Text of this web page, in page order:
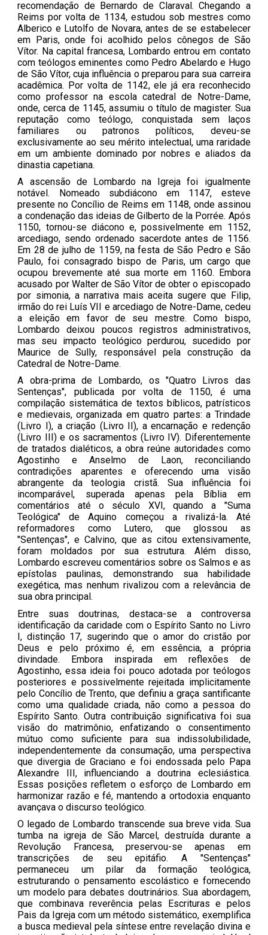
recomendação de Bernardo de Claraval. Chegando a
Reims por volta de 1134, estudou sob mestres como
Alberico e Lutolfo de Novara, antes de se estabelecer
em Paris, onde foi acolhido pelos cônegos de São
Vítor. Na capital francesa, Lombardo entrou em contato
com teólogos eminentes como Pedro Abelardo e Hugo
de São Vítor, cuja influência o preparou para sua carreira
acadêmica. Por volta de 1142, ele já era reconhecido
como professor na escola catedral de Notre-Dame,
onde, cerca de 1145, assumiu o título de magister. Sua
reputação como teólogo, conquistada sem laços
familiares ou patronos políticos, deveu-se
exclusivamente ao seu mérito intelectual, uma raridade
em um ambiente dominado por nobres e aliados da
dinastia capetiana.
A ascensão de Lombardo na Igreja foi igualmente
notável. Nomeado subdiácono em 1147, esteve
presente no Concílio de Reims em 1148, onde assinou
a condenação das ideias de Gilberto de la Porrée. Após
1150, tornou-se diácono e, possivelmente em 1152,
arcediago, sendo ordenado sacerdote antes de 1156.
Em 28 de julho de 1159, na festa de São Pedro e São
Paulo, foi consagrado bispo de Paris, um cargo que
ocupou brevemente até sua morte em 1160. Embora
acusado por Walter de São Vítor de obter o episcopado
por simonia, a narrativa mais aceita sugere que Filip,
irmão do rei Luís VII e arcediago de Notre-Dame, cedeu
a eleição em favor de seu mestre. Como bispo,
Lombardo deixou poucos registros administrativos,
mas seu impacto teológico perdurou, sucedido por
Maurice de Sully, responsável pela construção da
Catedral de Notre-Dame.
A obra-prima de Lombardo, os "Quatro Livros das
Sentenças", publicada por volta de 1150, é uma
compilação sistemática de textos bíblicos, patrísticos
e medievais, organizada em quatro partes: a Trindade
(Livro I), a criação (Livro II), a encarnação e redenção
(Livro III) e os sacramentos (Livro IV). Diferentemente
de tratados dialéticos, a obra reúne autoridades como
Agostinho e Anselmo de Laon, reconciliando
contradições aparentes e oferecendo uma visão
abrangente da teologia cristã. Sua influência foi
incomparável, superada apenas pela Bíblia em
comentários até o século XVI, quando a "Suma
Teológica" de Aquino começou a rivalizá-la. Até
reformadores como Lutero, que glossou as
"Sentenças", e Calvino, que as citou extensivamente,
foram moldados por sua estrutura. Além disso,
Lombardo escreveu comentários sobre os Salmos e as
epístolas paulinas, demonstrando sua habilidade
exegética, mas nenhum rivalizou com a relevância de
sua obra principal.
Entre suas doutrinas, destaca-se a controversa
identificação da caridade com o Espírito Santo no Livro
I, distinção 17, sugerindo que o amor do cristão por
Deus e pelo próximo é, em essência, a própria
divindade. Embora inspirada em reflexões de
Agostinho, essa ideia foi pouco adotada por teólogos
posteriores e possivelmente rejeitada implicitamente
pelo Concílio de Trento, que definiu a graça santificante
como uma qualidade criada, não como a pessoa do
Espírito Santo. Outra contribuição significativa foi sua
visão do matrimônio, enfatizando o consentimento
mútuo como suficiente para sua indissolubilidade,
independentemente da consumação, uma perspectiva
que divergia de Graciano e foi endossada pelo Papa
Alexandre III, influenciando a doutrina eclesiástica.
Essas posições refletem o esforço de Lombardo em
harmonizar razão e fé, mantendo a ortodoxia enquanto
avançava o discurso teológico.
O legado de Lombardo transcende sua breve vida. Sua
tumba na igreja de São Marcel, destruída durante a
Revolução Francesa, preservou-se apenas em
transcrições de seu epitáfio. A "Sentenças"
permaneceu um pilar da formação teológica,
estruturando o pensamento escolástico e fornecendo
um modelo para debates doutrinários. Sua abordagem,
que combinava reverência pelas Escrituras e pelos
Pais da Igreja com um método sistemático, exemplifica
a busca medieval pela síntese entre revelação divina e